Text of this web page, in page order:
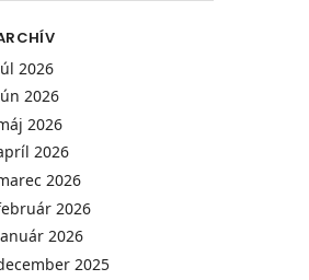
2026
2026
2026
2026
2026
2026
2026
2025